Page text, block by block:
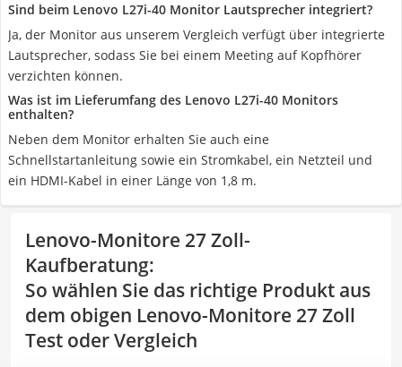
Sind beim Lenovo L27i-40 Monitor Lautsprecher integriert?
Ja, der Monitor aus unserem Vergleich verfügt über integrierte
Lautsprecher, sodass Sie bei einem Meeting auf Kopfhörer
verzichten können.
Was ist im Lieferumfang des Lenovo L27i-40 Monitors
enthalten?
Neben dem Monitor erhalten Sie auch eine
Schnellstartanleitung sowie ein Stromkabel, ein Netzteil und
ein HDMI-Kabel in einer Länge von 1,8 m.
Lenovo-Monitore 27 Zoll-
Kaufberatung:
So wählen Sie das richtige Produkt aus
dem obigen Lenovo-Monitore 27 Zoll
Test oder Vergleich